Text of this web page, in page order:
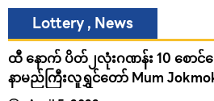
Lottery, News
ထီ နောက် ပိတ်၂လုံးဂဏန်း 10 စောင်ပ
နာမည်ကြီးလူရွှင်တော် Mum